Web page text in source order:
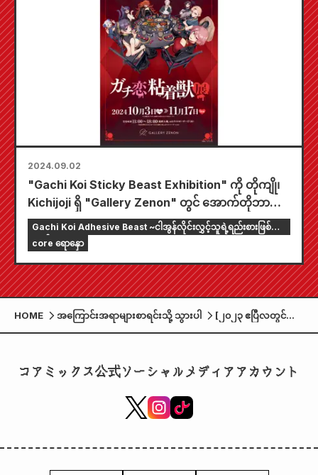
2024.09.02
"Gachi Koi Sticky Beast Exhibition" ကို တိုကျို၊
Kichijoji ရှိ "Gallery Zenon" တွင် အောက်တိုဘာလ
(၃)ရက် (ကြာသပတေးနေ့) တွင် ကျင်းပမည်ဖြစ်ပြီး ပြပွဲ
အတွက် ရေးဆွဲထားသော မူရင်းရုပ်ပုံများကို စားပွဲဝိုင်း
တစ်ခုတွင် စုစုပေါင်း 8 ကောင် စုစည်းထားမည်
ဖြစ်သည်။ .
Gachi Koi Adhesive Beast ~ငါအွန်လိုင်းလွှင့်သူရဲ့ရည်းစားဖြစ်ချင်
တယ်~
core ရောနှော
HOME အကြောင်းအရာများစာရင်းသို့ သွားပါ
[၂၀၂၃ ဧပြီလတွင်
Sticky Beast” ရုပ်
コアミックス公式ソーシャルメディアアカウント